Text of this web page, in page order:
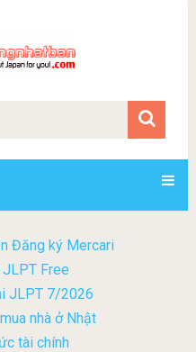
Đăng ký Mercari
Free
JLPT 7/2026
nhà ở Nhật
tài chính